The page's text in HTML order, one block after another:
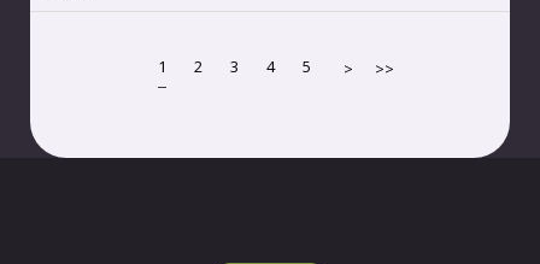
1 2 3 4 5 > >>